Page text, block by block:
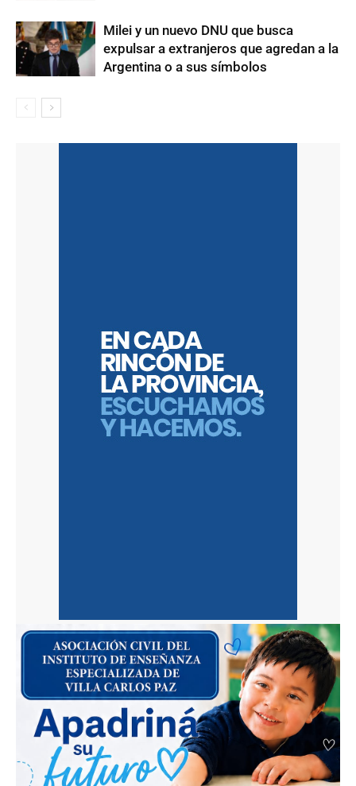
Milei y un nuevo DNU que busca
expulsar a extranjeros que agredan a la
Argentina o a sus símbolos